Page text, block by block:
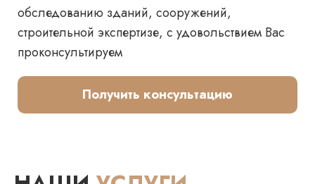
обследованию зданий, сооружений,
строительной экспертизе, с удовольствием Вас
проконсультируем
Получить консультацию